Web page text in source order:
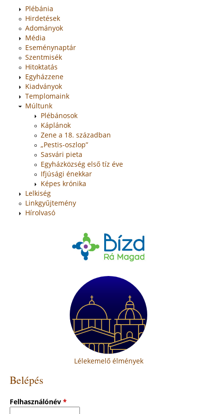
Plébánia
Hirdetések
Adományok
Média
Eseménynaptár
Szentmisék
Hitoktatás
Egyházzene
Kiadványok
Templomaink
Múltunk
Plébánosok
Káplánok
Zene a 18. században
„Pestis-oszlop”
Sasvári pieta
Egyházközség első tíz éve
Ifjúsági énekkar
Képes krónika
Lelkiség
Linkgyűjtemény
Hírolvasó
Lélekemelő élmények
Belépés
Felhasználónév *